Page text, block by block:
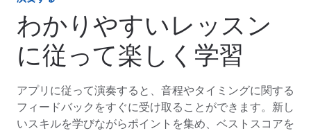
わかりやすいレッスン
に従って楽しく学習
アプリに従って演奏すると、音程やタイミングに関する
フィードバックをすぐに受け取ることができます。新し
いスキルを学びながらポイントを集め、ベストスコアを